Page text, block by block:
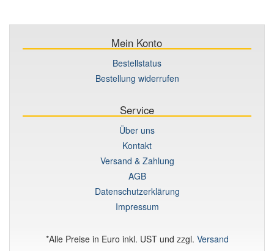
Mein Konto
Bestellstatus
Bestellung widerrufen
Service
Über uns
Kontakt
Versand & Zahlung
AGB
Datenschutzerklärung
Impressum
*Alle Preise in Euro inkl. UST und zzgl. Versand